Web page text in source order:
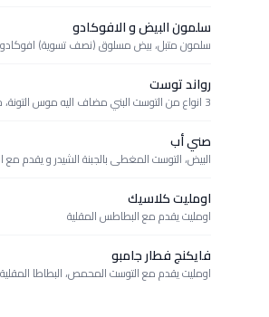
سلمون البيض و الافوكادو
سلمون متبل، بيض مسلوق (نصف تسوية)
رواند توست
3 انواع من التوست البني مضاف اليه موس التونة، جمبري، سلمون مدخن، يقدم مع بطاطا مقلية و زيتون
صني أب
البيض، التوست المغطى بالجبنة الشيدر و يقدم مع
اومليت كلاسيك
اومليت يقدم مع البطاطس المقلية
فايكنج فطار جامبو
اومليت يقدم مع التوست المحمص، البطاطا